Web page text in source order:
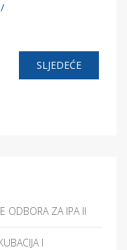
SLJEDEĆE
ODBORA ZA IPA II
I